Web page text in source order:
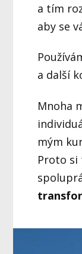
a tím
aby se
a další
Mnoha
mým
Proto